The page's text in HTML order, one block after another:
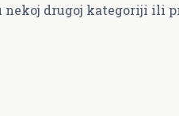
nekoj drugoj kategoriji ili